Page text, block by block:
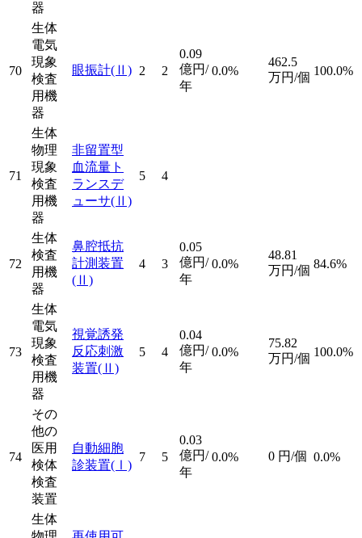
器
70
生体
電気
現象
検査
用機
器
眼振計(Ⅱ) 2 2
0.09
億円/
年
0.0%
462.5
万円/個 100.0%
71
生体
物理
現象
検査
用機
器
非留置型
血流量ト
ランスデ
ューサ(Ⅱ)
5 4
72
生体
検査
用機
器
鼻腔抵抗
計測装置
(Ⅱ)
4 3
0.05
億円/
年
0.0%
48.81
万円/個 84.6%
73
生体
電気
現象
検査
用機
器
視覚誘発
反応刺激
装置(Ⅱ)
5 4
0.04
億円/
年
0.0%
75.82
万円/個 100.0%
74
その
他の
医用
検体
検査
装置
自動細胞
診装置(Ⅰ)
7 5
0.03
億円/
年
0.0% 0 円/個 0.0%
生体